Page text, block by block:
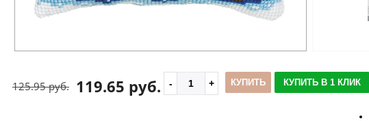
119.65 руб.
125.95 руб. КУПИТЬ КУПИТЬ В 1 КЛИК